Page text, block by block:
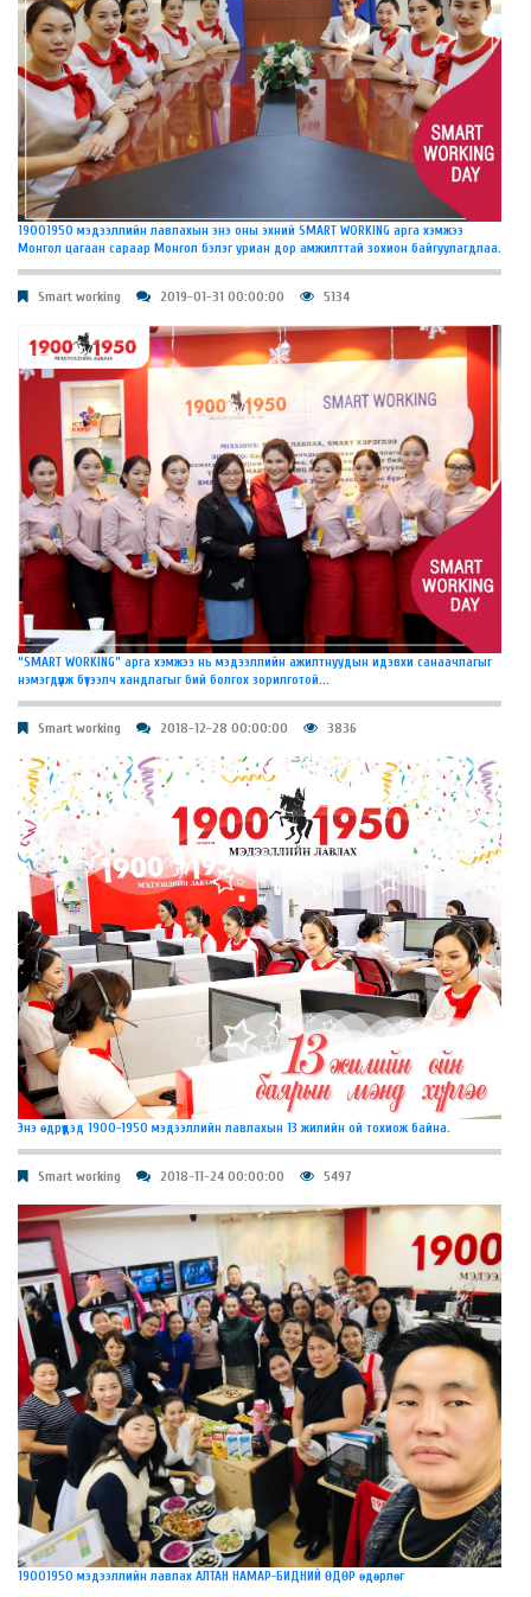
19001950 мэдээллийн лавлахын энэ оны эхний SMART WORKING арга хэмжээ
Монгол цагаан сараар Монгол бэлэг уриан дор амжилттай зохион байгуулагдлаа.
Smart working 2019-01-31 00:00:00 5134
“SMART WORKING” арга хэмжээ нь мэдээллийн ажилтнуудын идэвхи санаачлагыг
нэмэгдүүлж бүтээлч хандлагыг бий болгох зорилготой...
Smart working 2018-12-28 00:00:00 3836
Энэ өдрүүдэд 1900-1950 мэдээллийн лавлахын 13 жилийн ой тохиож байна.
Smart working 2018-11-24 00:00:00 5497
19001950 мэдээллийн лавлах АЛТАН НАМАР-БИДНИЙ ӨДӨР өдөрлөг